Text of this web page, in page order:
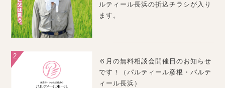
ルティール長浜の折込チラシが入り
ます。
６月の無料相談会開催日のお知らせ
です！（パルティール彦根・パルテ
ィール長浜）